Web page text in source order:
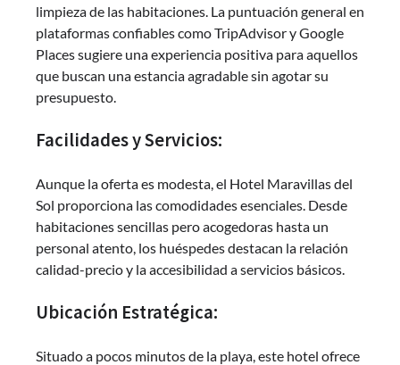
limpieza de las habitaciones. La puntuación general en
plataformas confiables como TripAdvisor y Google
Places sugiere una experiencia positiva para aquellos
que buscan una estancia agradable sin agotar su
presupuesto.
Facilidades y Servicios:
Aunque la oferta es modesta, el Hotel Maravillas del
Sol proporciona las comodidades esenciales. Desde
habitaciones sencillas pero acogedoras hasta un
personal atento, los huéspedes destacan la relación
calidad-precio y la accesibilidad a servicios básicos.
Ubicación Estratégica:
Situado a pocos minutos de la playa, este hotel ofrece